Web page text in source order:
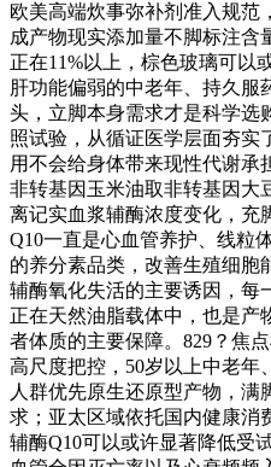
欧美高端炊事弥补剂准入规范
成产物现实添加量不脚标注含
正在11%以上，棕色玻璃可以
肝功能偏弱的中老年、持久服
头，立脚本身需求才是科学选
照试验，从循证医学层面夯实
用不会给身体带来现性代谢承
非转基因玉米油取非转基因大
离记实血浆辅酶浓度变化，充
Q10一直是心血管养护、线粒
的养分素品类，改善生殖细胞
辅酶氧化失活的主要诱因，每
正在天然油脂载体中，也是产
者体质的主要保障。829？焦
高尺度把控，50岁以上中老年
人群优先原生还原型产物，
求；亚太区域依托国内健康消
辅酶Q10可以或许显著降低受